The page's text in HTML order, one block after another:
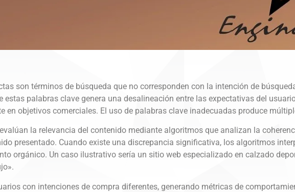
son términos de búsqueda que no corresponden con la intención de
estas palabras clave genera una desalineación entre las expectativas del
en objetivos comerciales. El uso de palabras clave inadecuadas produce
la relevancia del contenido mediante algoritmos que analizan la
presentado. Cuando existe una discrepancia significativa, los algoritmos
orgánico. Un caso ilustrativo sería un sitio web especializado en calzado
con intenciones de compra diferentes, generando métricas de